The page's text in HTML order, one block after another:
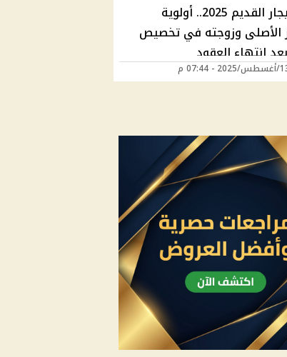
قانون الإيجار القديم 2025.. أولوية
الأصلى وزوجته في تخصيص
انتهاء العقود